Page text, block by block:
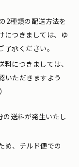
2種類の配送方法を
につきましては、ゆ
承ください。
につきましては、
いただきますよう
送料が発生いたし
め、チルド便での